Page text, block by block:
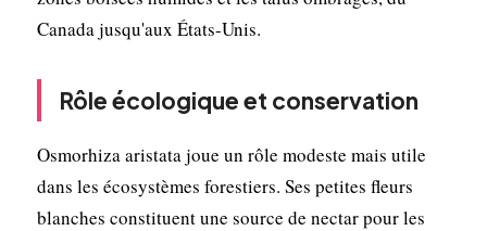
Canada jusqu'aux États-Unis.
Rôle écologique et conservation
Osmorhiza aristata joue un rôle modeste mais utile
dans les écosystèmes forestiers. Ses petites fleurs
blanches constituent une source de nectar pour les